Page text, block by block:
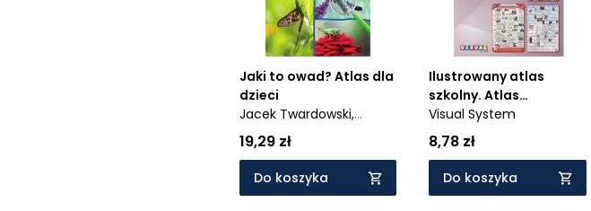
Jaki to owad? Atlas dla
dzieci
Jacek Twardowski,
Kamila Twardowska
19,29 zł
Do koszyka
Ilustrowany atlas
szkolny. Atlas
historyczny
Visual System
8,78 zł
Do koszyka